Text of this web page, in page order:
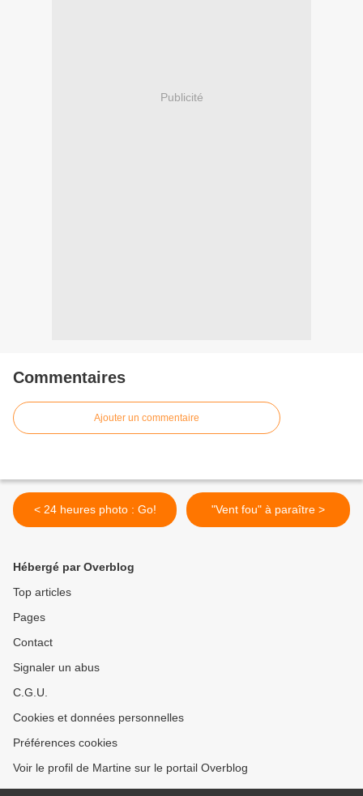
Publicité
Commentaires
Ajouter un commentaire
< 24 heures photo : Go! "Vent fou" à paraître >
Hébergé par Overblog
Top articles
Pages
Contact
Signaler un abus
C.G.U.
Cookies et données personnelles
Préférences cookies
Voir le profil de Martine sur le portail Overblog